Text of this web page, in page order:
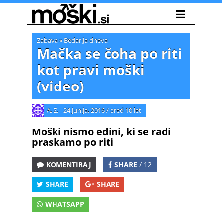
Zabava» Bedarija dneva
Mačka se čoha po riti
kot pravi moški
(video)
A. Z. 24 junija, 2016/ pred 10 let
Moški nismo edini, ki se radi
praskamo po riti
KOMENTIRAJ SHARE / 12
SHARE SHARE
WHATSAPP